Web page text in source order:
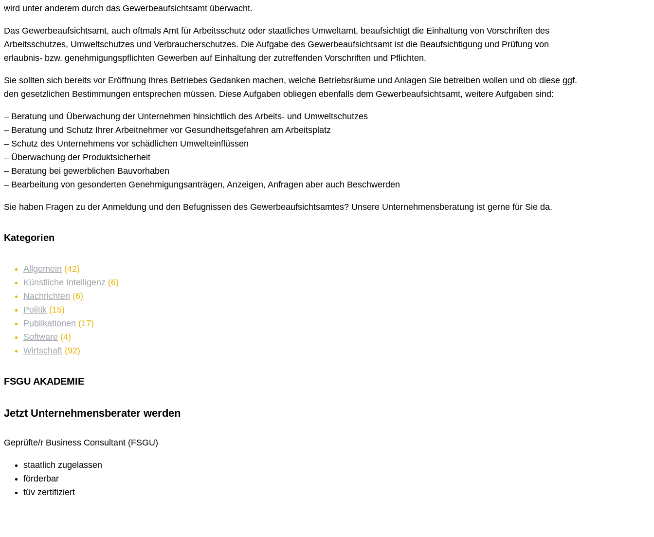
wird unter anderem durch das Gewerbeaufsichtsamt überwacht.
Das Gewerbeaufsichtsamt, auch oftmals Amt für Arbeitsschutz oder staatliches Umweltamt, beaufsichtigt die Einhaltung von Vorschriften des
Arbeitsschutzes, Umweltschutzes und Verbraucherschutzes. Die Aufgabe des Gewerbeaufsichtsamt ist die Beaufsichtigung und Prüfung von
erlaubnis- bzw. genehmigungspflichten Gewerben auf Einhaltung der zutreffenden Vorschriften und Pflichten.
Sie sollten sich bereits vor Eröffnung Ihres Betriebes Gedanken machen, welche Betriebsräume und Anlagen Sie betreiben wollen und ob diese ggf.
den gesetzlichen Bestimmungen entsprechen müssen. Diese Aufgaben obliegen ebenfalls dem Gewerbeaufsichtsamt, weitere Aufgaben sind:
– Beratung und Überwachung der Unternehmen hinsichtlich des Arbeits- und Umweltschutzes
– Beratung und Schutz Ihrer Arbeitnehmer vor Gesundheitsgefahren am Arbeitsplatz
– Schutz des Unternehmens vor schädlichen Umwelteinflüssen
– Überwachung der Produktsicherheit
– Beratung bei gewerblichen Bauvorhaben
– Bearbeitung von gesonderten Genehmigungsanträgen, Anzeigen, Anfragen aber auch Beschwerden
Sie haben Fragen zu der Anmeldung und den Befugnissen des Gewerbeaufsichtsamtes? Unsere Unternehmensberatung ist gerne für Sie da.
Kategorien
Allgemein (42)
Künstliche Intelligenz (6)
Nachrichten (6)
Politik (15)
Publikationen (17)
Software (4)
Wirtschaft (92)
FSGU AKADEMIE
Jetzt Unternehmens­berater werden
Geprüfte/r Business Consultant (FSGU)
staatlich zugelassen
förderbar
tüv zertifiziert